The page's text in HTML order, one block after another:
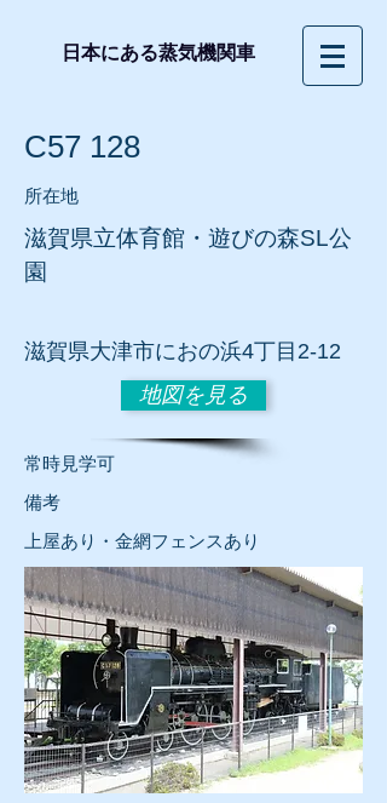
日本にある蒸気機関車
C57 128
所在地
滋賀県立体育館・遊びの森SL公
園
滋賀県大津市におの浜4丁目2-12
地図を見る
常時見学可
​備考
上屋あり・金網フェンスあり